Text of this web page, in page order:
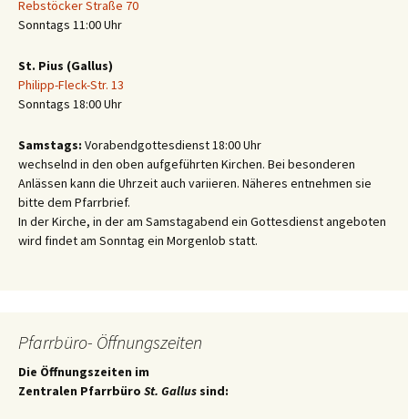
Rebstöcker Straße 70
Sonntags 11:00 Uhr
St. Pius (Gallus)
Philipp-Fleck-Str. 13
Sonntags 18:00 Uhr
Samstags: Vorabendgottesdienst 18:00 Uhr
wechselnd in den oben aufgeführten Kirchen. Bei besonderen
Anlässen kann die Uhrzeit auch variieren. Näheres entnehmen sie
bitte dem Pfarrbrief.
In der Kirche, in der am Samstagabend ein Gottesdienst angeboten
wird findet am Sonntag ein Morgenlob statt.
Pfarrbüro- Öffnungszeiten
Die Öffnungszeiten im
Zentralen Pfarrbüro St. Gallus sind: